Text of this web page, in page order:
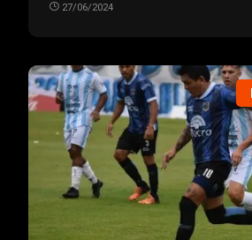
27/06/2024